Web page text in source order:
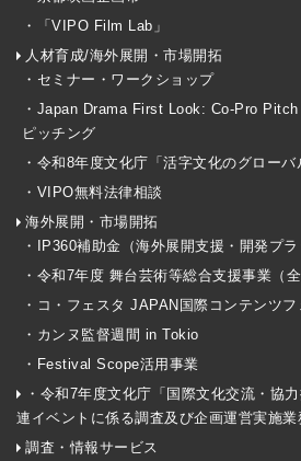
・「VIPO Film Lab」
人材育成/海外展開・市場開拓
・セミナー・ワークショップ
・Japan Drama First Look: Co-Pro
ピッチング
・令和8年度文化庁「活字文化のグローバ
・VIPO無料法律相談
海外展開・市場開拓
・IP360補助金（海外展開支援・開発プラ
・令和7年度 舞台芸術等総合支援事業（全
・コ・フェスタ JAPAN国際コンテンツ
・カンヌ監督週間 in Tokio
・Festival Scope活用事業
・令和7年度文化庁「国際文化交流・協
連イベントに係る調査及び企画運営実施業
調査・情報サービス